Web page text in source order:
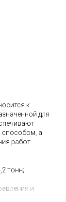
к
для
а
работ.
тонн;
и